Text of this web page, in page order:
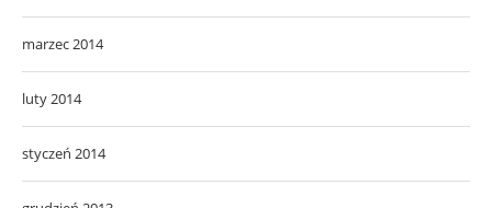
marzec 2014
luty 2014
styczeń 2014